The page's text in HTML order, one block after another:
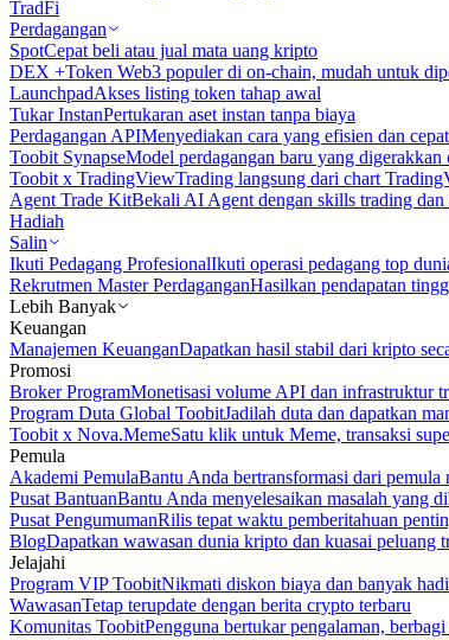
TradFi
Perdagangan
SpotCepat beli atau jual mata uang kripto
DEX +Token Web3 populer di on-chain, mudah untuk
LaunchpadAkses listing token tahap awal
Tukar InstanPertukaran aset instan tanpa biaya
Perdagangan APIMenyediakan cara yang efisien dan
Toobit SynapseModel perdagangan baru yang digerakkan
Toobit x TradingViewTrading langsung dari chart
Agent Trade KitBekali AI Agent dengan skills trading dan
Hadiah
Salin
Ikuti Pedagang ProfesionalIkuti operasi pedagang top
Rekrutmen Master PerdaganganHasilkan pendapatan
Lebih Banyak
Keuangan
Manajemen KeuanganDapatkan hasil stabil dari kripto
Promosi
Broker ProgramMonetisasi volume API dan infrastruktur
Program Duta Global ToobitJadilah duta dan dapatkan
Toobit x Nova.MemeSatu klik untuk Meme, transaksi
Pemula
Akademi PemulaBantu Anda bertransformasi dari pemula
Pusat BantuanBantu Anda menyelesaikan masalah yang
Pusat PengumumanRilis tepat waktu pemberitahuan
BlogDapatkan wawasan dunia kripto dan kuasai peluang
Jelajahi
Program VIP ToobitNikmati diskon biaya dan banyak
WawasanTetap terupdate dengan berita crypto terbaru
Komunitas ToobitPengguna bertukar pengalaman,